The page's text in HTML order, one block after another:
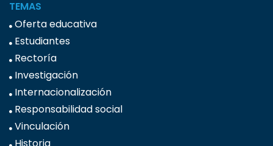
TEMAS
Oferta educativa
Estudiantes
Rectoría
Investigación
Internacionalización
Responsabilidad social
Vinculación